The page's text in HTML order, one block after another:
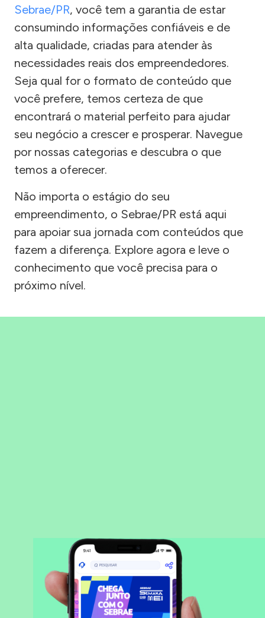
Sebrae/PR, você tem a garantia de estar
consumindo informações confiáveis e de
alta qualidade, criadas para atender às
necessidades reais dos empreendedores.
Seja qual for o formato de conteúdo que
você prefere, temos certeza de que
encontrará o material perfeito para ajudar
seu negócio a crescer e prosperar. Navegue
por nossas categorias e descubra o que
temos a oferecer.
Não importa o estágio do seu
empreendimento, o Sebrae/PR está aqui
para apoiar sua jornada com conteúdos que
fazem a diferença. Explore agora e leve o
conhecimento que você precisa para o
próximo nível.